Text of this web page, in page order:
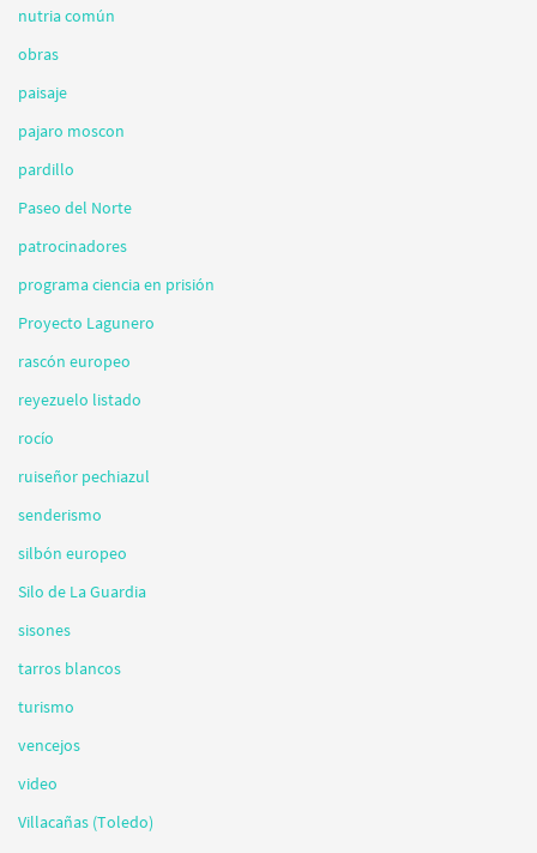
nutria común
obras
paisaje
pajaro moscon
pardillo
Paseo del Norte
patrocinadores
programa ciencia en prisión
Proyecto Lagunero
rascón europeo
reyezuelo listado
rocío
ruiseñor pechiazul
senderismo
silbón europeo
Silo de La Guardia
sisones
tarros blancos
turismo
vencejos
video
Villacañas (Toledo)